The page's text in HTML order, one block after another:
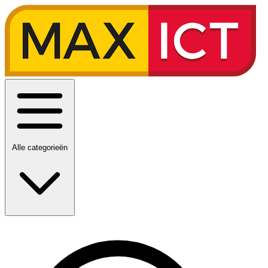
Alle categorieën